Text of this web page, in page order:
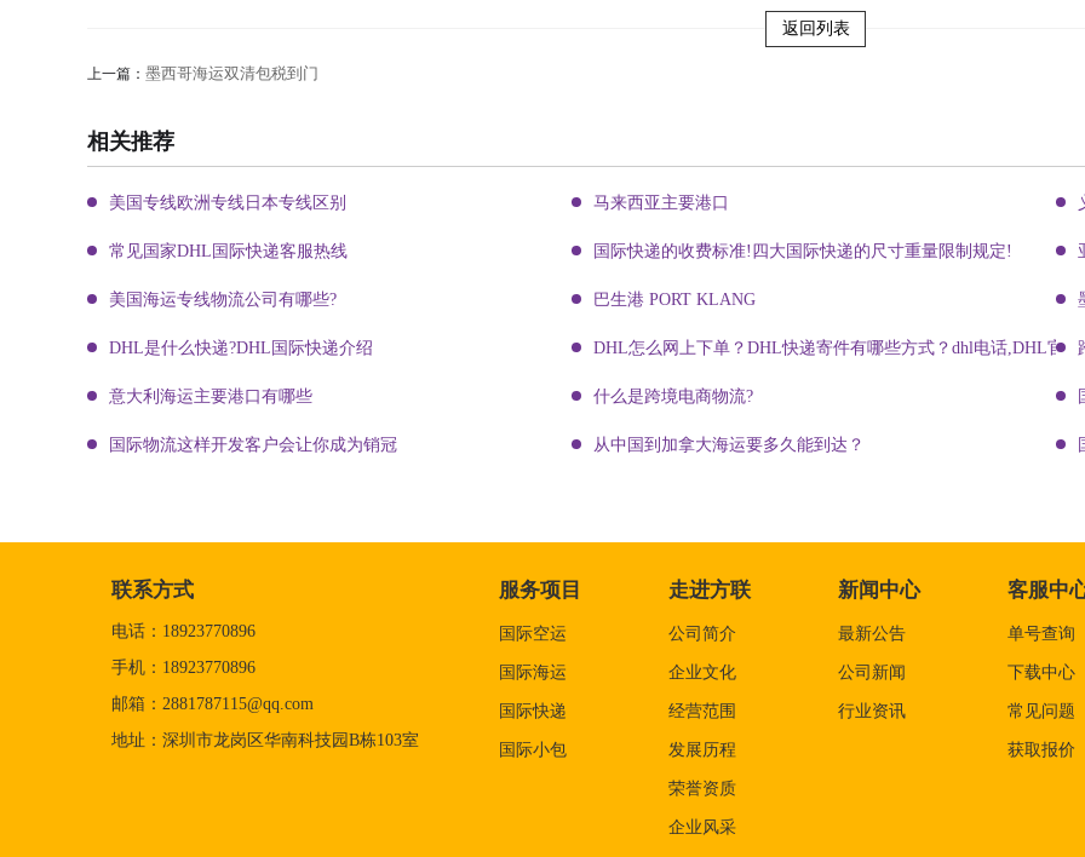
返回列表
上一篇： 墨西哥海运双清包税到门
相关推荐
美国专线欧洲专线日本专线区别 马来西亚主要港口
常见国家DHL国际快递客服热线 国际快递的收费标准!四大国际快递的尺寸重量限制规定!
美国海运专线物流公司有哪些? 巴生港 PORT KLANG
DHL是什么快递?DHL国际快递介绍 DHL怎么网上下单？DHL快递寄件有哪些方式？dhl电话,DHL官网
意大利海运主要港口有哪些 什么是跨境电商物流?
国际物流这样开发客户会让你成为销冠 从中国到加拿大海运要多久能到达？
联系方式
电话：18923770896
手机：18923770896
邮箱：2881787115@qq.com
地址：深圳市龙岗区华南科技园B栋103室
服务项目
国际空运
国际海运
国际快递
国际小包
走进方联
公司简介
企业文化
经营范围
发展历程
荣誉资质
企业风采
新闻中心
最新公告
公司新闻
行业资讯
客服中
单号查询
下载中心
常见问题
获取报价